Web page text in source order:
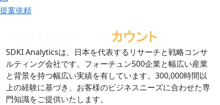
提案依頼
SDKI Analyticsは、日本を代表するリサーチと戦略コンサ
ルティング会社です。フォーチュン500企業と幅広い産業
と背景を持つ幅広い実績を有しています。300,000時間以
上の経験に基づき、お客様のビジネスニーズに合わせた専
門知識をご提供いたします。